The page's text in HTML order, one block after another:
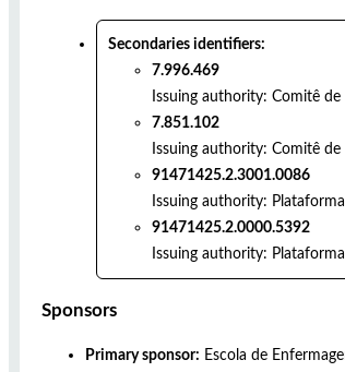
Secondaries identifiers:
7.996.469
Issuing authority: Comitê de
7.851.102
Issuing authority: Comitê de
91471425.2.3001.0086
Issuing authority:
91471425.2.0000.5392
Issuing authority:
Sponsors
Primary sponsor: Escola de